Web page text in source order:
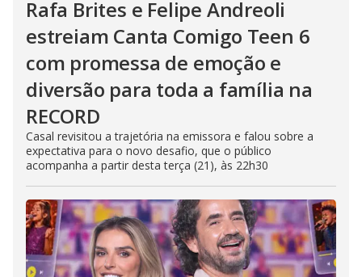
Rafa Brites e Felipe Andreoli
estreiam Canta Comigo Teen 6
com promessa de emoção e
diversão para toda a família na
RECORD
Casal revisitou a trajetória na emissora e falou sobre a
expectativa para o novo desafio, que o público
acompanha a partir desta terça (21), às 22h30